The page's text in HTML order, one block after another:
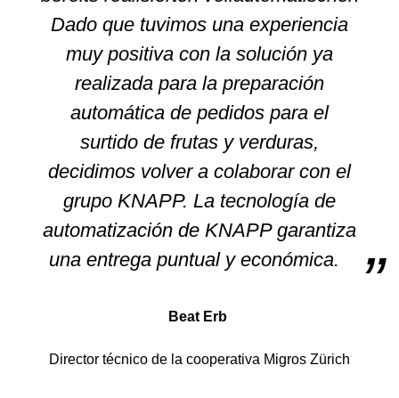
Dado que tuvimos una experiencia
muy positiva con la solución ya
realizada para la preparación
automática de pedidos para el
surtido de frutas y verduras,
decidimos volver a colaborar con el
grupo KNAPP. La tecnología de
automatización de KNAPP garantiza
una entrega puntual y económica.
Beat Erb
Director técnico de la cooperativa Migros Zürich